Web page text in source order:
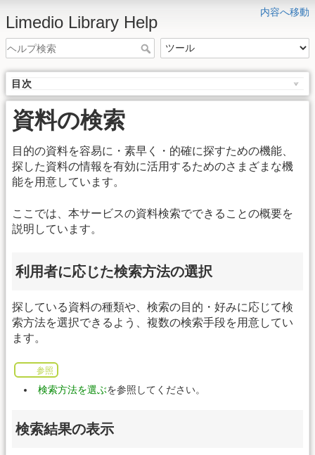
内容へ移動
Limedio Library Help
目次
資料の検索
目的の資料を容易に・素早く・的確に探すための機能、
探した資料の情報を有効に活用するためのさまざまな機
能を用意しています。
ここでは、本サービスの資料検索でできることの概要を
説明しています。
利用者に応じた検索方法の選択
探している資料の種類や、検索の目的・好みに応じて検
索方法を選択できるよう、複数の検索手段を用意してい
ます。
参照
検索方法を選ぶを参照してください。
検索結果の表示